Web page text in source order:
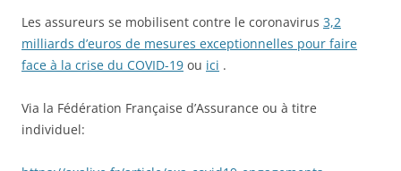
Les assureurs se mobilisent contre le coronavirus 3,2
milliards d’euros de mesures exceptionnelles pour faire
face à la crise du COVID-19 ou ici .
Via la Fédération Française d’Assurance ou à titre
individuel: